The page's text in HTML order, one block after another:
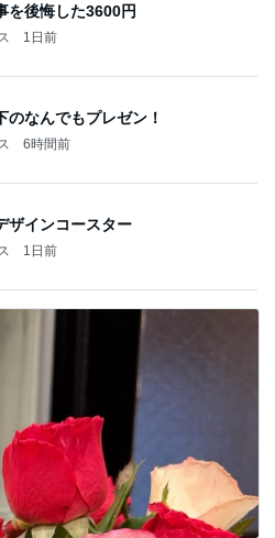
を後悔した3600円
1日前
のなんでもプレゼン！
6時間前
ザインコースター
1日前